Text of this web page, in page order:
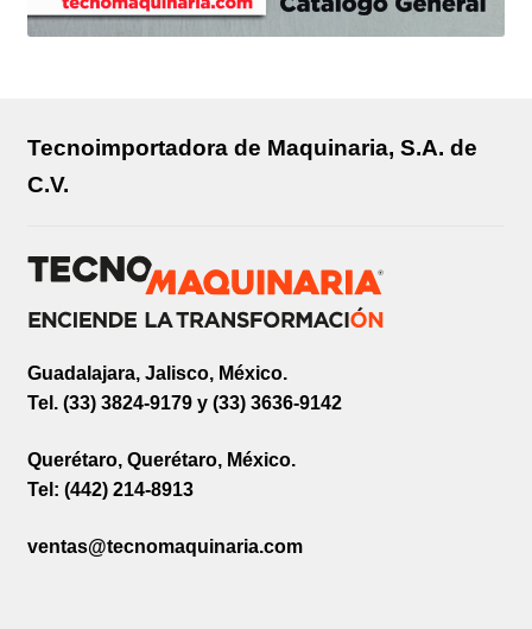
Tecnoimportadora de Maquinaria, S.A. de
C.V.
Guadalajara, Jalisco, México.
Tel. (33) 3824-9179 y (33) 3636-9142
Querétaro, Querétaro, México.
Tel: (442) 214-8913
ventas@tecnomaquinaria.com